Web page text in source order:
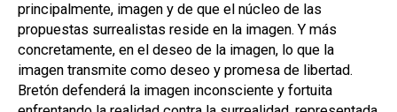
principalmente, imagen y de que el núcleo de las
propuestas surrealistas reside en la imagen. Y más
concretamente, en el deseo de la imagen, lo que la
imagen transmite como deseo y promesa de libertad.
Bretón defenderá la imagen inconsciente y fortuita